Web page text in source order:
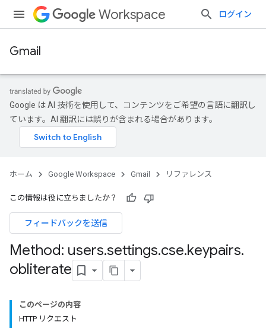
Workspace ログイン
Gmail
Google は AI 技術を使用して、コンテンツをご希望の言語に翻訳し
ています。AI 翻訳には誤りが含まれる場合があります。
ホーム Google Workspace Gmail リファレンス
この情報は役に立ちましたか？
フィードバックを送信
Method: users.settings.cse.keypairs.
obliterate
このページの内容
HTTP リクエスト